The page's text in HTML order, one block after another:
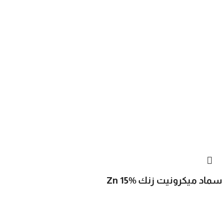
سماد ميكرونيت زنك Zn 15%